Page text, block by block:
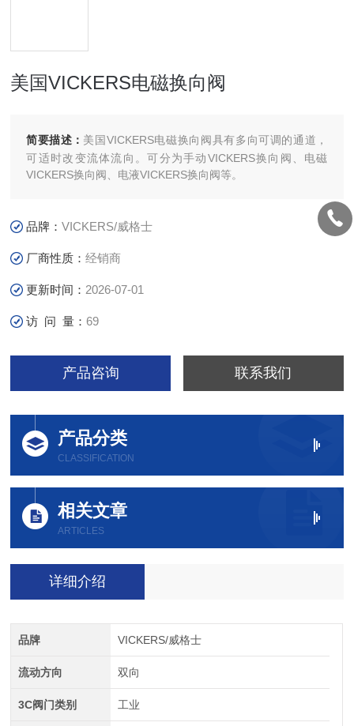
美国VICKERS电磁换向阀
简要描述： 美国VICKERS电磁换向阀具有多向可调的通道，
可适时改变流体流向。可分为手动VICKERS换向阀、电磁
VICKERS换向阀、电液VICKERS换向阀等。
品牌：VICKERS/威格士
厂商性质：经销商
更新时间： 2026-07-01
访 问 量：69
产品咨询 联系我们
产品分类
CLASSIFICATION
相关文章
ARTICLES
详细介绍
品牌 VICKERS/威格士
流动方向 双向
3C阀门类别 工业